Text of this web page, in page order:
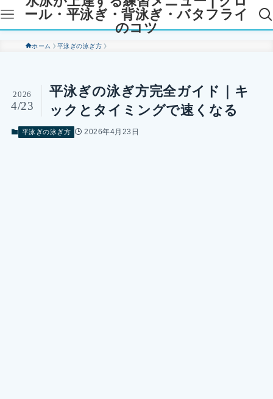
ール・平泳ぎ・背泳ぎ・バタフライ
のコツ
ホーム 平泳ぎの泳ぎ方
平泳ぎの泳ぎ方完全ガイド｜キ
ックとタイミングで速くなる
2026
4/23
平泳ぎの泳ぎ方 2026年4月23日